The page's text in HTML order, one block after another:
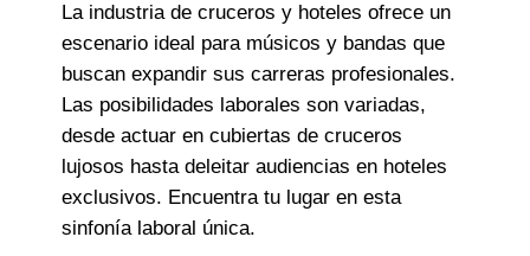
La industria de cruceros y hoteles ofrece un
escenario ideal para músicos y bandas que
buscan expandir sus carreras profesionales.
Las posibilidades laborales son variadas,
desde actuar en cubiertas de cruceros
lujosos hasta deleitar audiencias en hoteles
exclusivos. Encuentra tu lugar en esta
sinfonía laboral única.